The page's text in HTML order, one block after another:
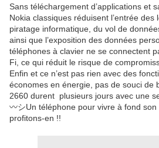
Sans téléchargement d’applications et
Nokia classiques réduisent l’entrée des
piratage informatique, du vol de
ainsi que l’exposition des données
téléphones à clavier ne se connectent
Fi, ce qui réduit le risque de
Enfin et ce n’est pas rien avec des
économes en énergie, pas de souci de
2660 durent plusieurs jours avec une
〰️シUn téléphone pour vivre à fond
profitons-en !!